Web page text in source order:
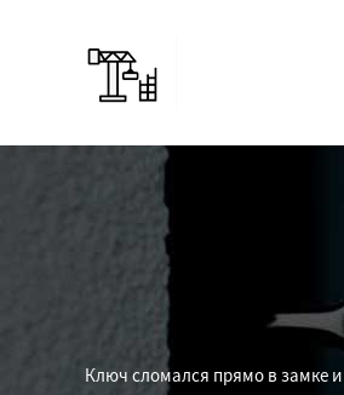
Ключ сломался прямо в замке